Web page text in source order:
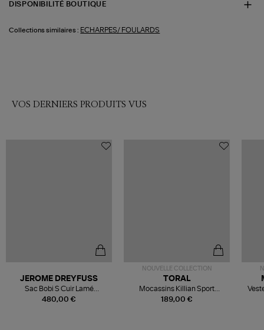
DISPONIBILITÉ BOUTIQUE
Collections similaires : ECHARPES/ FOULARDS
VOS DERNIERS PRODUITS VUS
480,00 €
JEROME DREYFUSS
Sac Bobi S Cuir Lamé
Champagne
NOUVELLE COLLECTION
189,00 €
TORAL
Mocassins Killian Sport
Mousse